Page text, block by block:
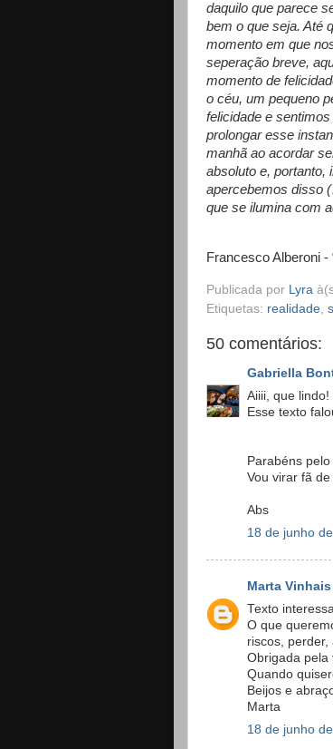
daquilo que parece
bem o que seja. Até
momento em que
seperação breve,
momento de
o céu, um pequeno
felicidade e
prolongar esse
manhã ao acordar
absoluto e, portanto,
apercebemos disso
que se ilumina com
Francesco Alberoni -
Publicada por Lyra
Etiquetas: realidade
50 comentários:
Gabriella
Aiiii, que lindo!
Esse texto
Parabéns
Vou virar fã de
Abs
18 de junho
Marta Vinhais
Texto
O que
riscos,
Obrigada pela
Quando
Beijos e
Marta
18 de junho